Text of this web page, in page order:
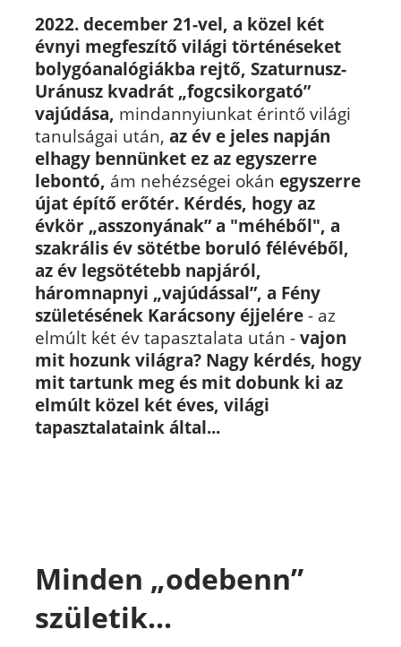
2022. december 21-vel, a közel két
évnyi megfeszítő világi történéseket
bolygóanalógiákba rejtő, Szaturnusz-
Uránusz kvadrát „fogcsikorgató”
vajúdása, mindannyiunkat érintő világi
tanulságai után, az év e jeles napján
elhagy bennünket ez az egyszerre
lebontó, ám nehézségei okán egyszerre
újat építő erőtér. Kérdés, hogy az
évkör „asszonyának” a "méhéből", a
szakrális év sötétbe boruló félévéből,
az év legsötétebb napjáról,
háromnapnyi „vajúdással”, a Fény
születésének Karácsony éjjelére - az
elmúlt két év tapasztalata után -vajon
mit hozunk világra? Nagy kérdés, hogy
mit tartunk meg és mit dobunk ki az
elmúlt közel két éves, világi
tapasztalataink által...
Minden „odebenn”
születik...